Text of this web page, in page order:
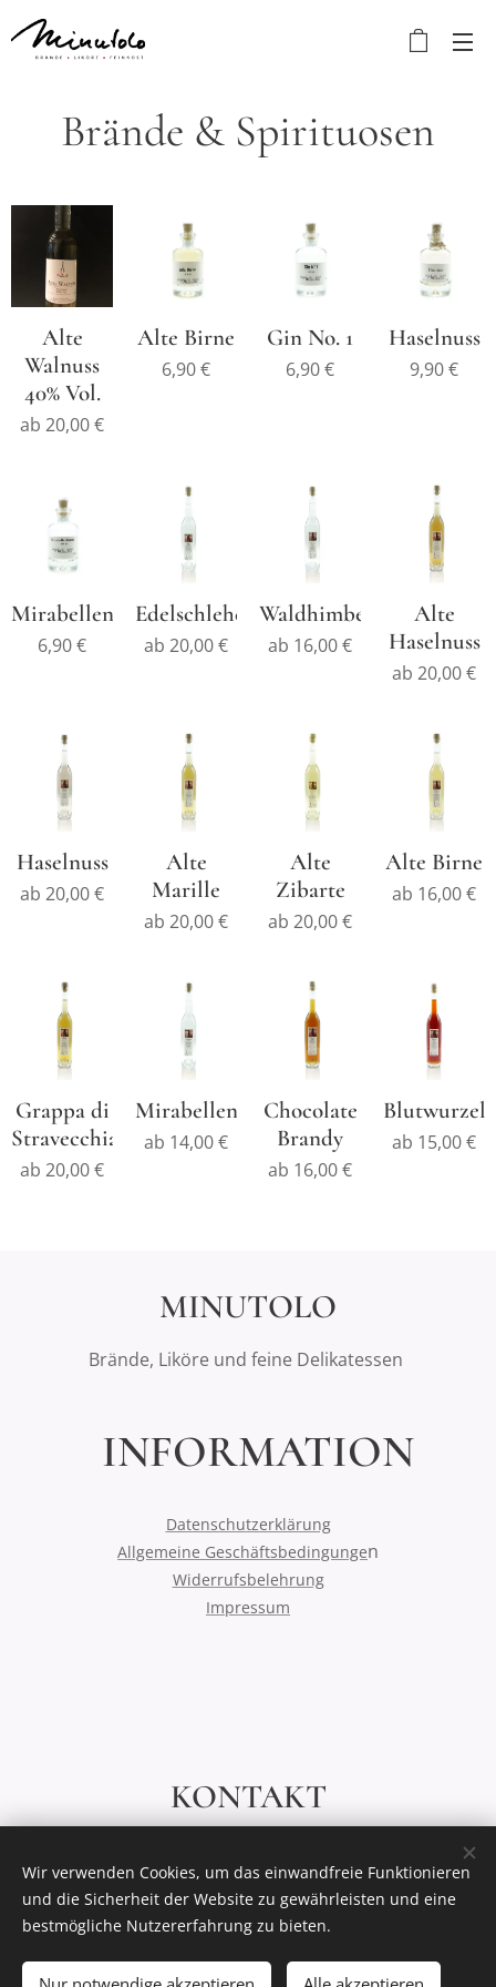
Brände & Spirituosen
Alte
Walnuss
40% Vol.
ab 20,00€
Alte Birne
6,90€
Gin No. 1
6,90€
Haselnuss
9,90€
Mirabellenbrand
6,90€
Edelschlehe
ab 20,00€
Waldhimbeere
ab 16,00€
Alte
Haselnuss
ab 20,00€
Haselnuss
ab 20,00€
Alte
Marille
ab 20,00€
Alte
Zibarte
ab 20,00€
Alte Birne
ab 16,00€
Grappa di
Stravecchia
ab 20,00€
Mirabellenbrand
ab 14,00€
Chocolate
Brandy
ab 16,00€
Blutwurzel
ab 15,00€
MINUTOLO
Brände, Liköre und feine Delikatessen
INFORMATION
Datenschutzerklärung
Allgemeine Geschäftsbedingungen
Widerrufsbelehrung
Impressum
KONTAKT
info@minutolo-shop.de
Wir verwenden Cookies, um das einwandfreie Funktionieren
und die Sicherheit der Website zu gewährleisten und eine
bestmögliche Nutzererfahrung zu bieten.